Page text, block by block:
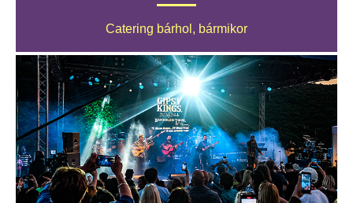
Catering bárhol, bármikor